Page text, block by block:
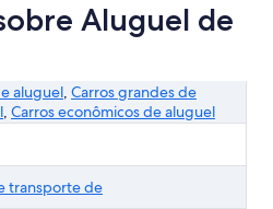
Aluguel de
aluguel, Carros grandes de
, Carros econômicos de aluguel
transporte de